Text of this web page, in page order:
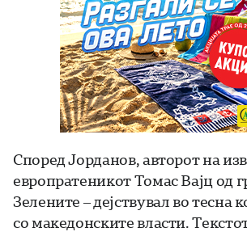
Според Јорданов, авторот на
европратеникот Томас Вајц од
Зелените – дејствувал во тесна
со македонските власти.